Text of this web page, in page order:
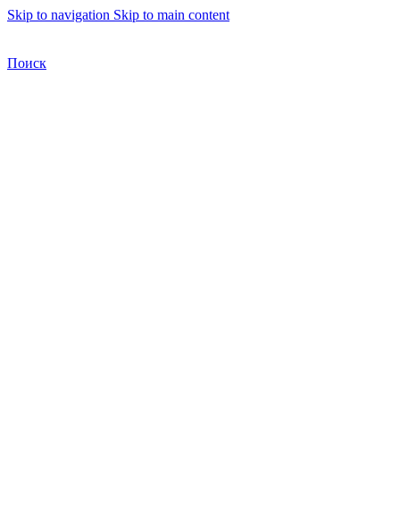
Skip to navigation Skip to main content
Поиск